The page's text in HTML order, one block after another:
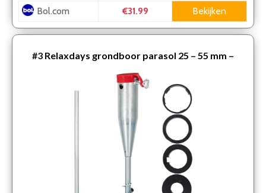
Bol.com €31.99 Bekijken
#3 Relaxdays grondboor parasol 25 – 55 mm –
parasolhouder grond – parasolstandaard
grondplug